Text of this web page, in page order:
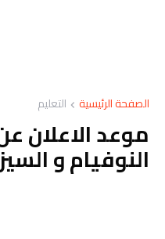
الصفحة الرئيسية التعليم
موعد الاعلان
النوفيام و